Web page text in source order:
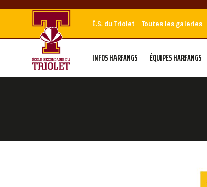
É.S. du Triolet Toutes les galeries
INFOS HARFANGS ÉQUIPES HARFANGS